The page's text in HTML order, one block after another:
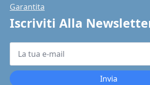
Garantita
Iscriviti Alla
La
tua
mail
* Invia